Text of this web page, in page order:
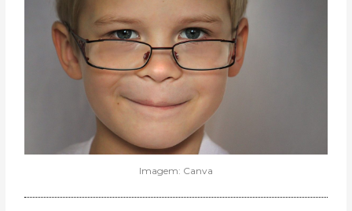
Imagem: Canva